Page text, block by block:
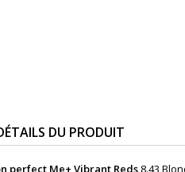
DU PRODUIT
perfect Me+ Vibrant Reds 8.43